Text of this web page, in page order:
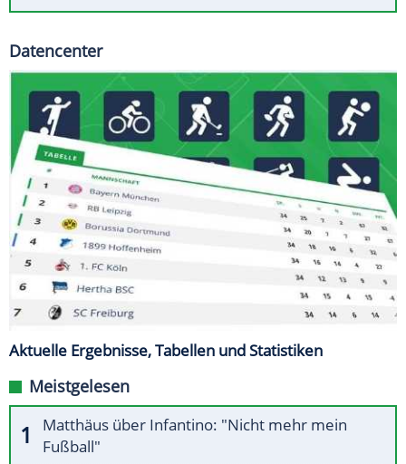
Datencenter
Aktuelle Ergebnisse, Tabellen und Statistiken
Meistgelesen
Matthäus über Infantino: "Nicht mehr mein
Fußball"